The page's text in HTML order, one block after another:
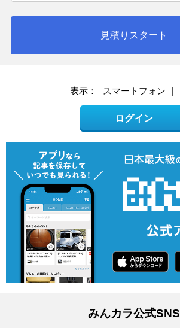
見積りスタート
表示： スマートフォン |
ログイン
みんカラ公式SNS